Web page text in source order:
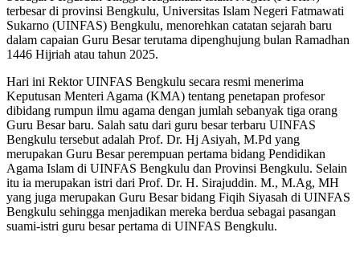
terbesar di provinsi Bengkulu, Universitas Islam Negeri Fatmawati
Sukarno (UINFAS) Bengkulu, menorehkan catatan sejarah baru
dalam capaian Guru Besar terutama dipenghujung bulan Ramadhan
1446 Hijriah atau tahun 2025.
Hari ini Rektor UINFAS Bengkulu secara resmi menerima
Keputusan Menteri Agama (KMA) tentang penetapan profesor
dibidang rumpun ilmu agama dengan jumlah sebanyak tiga orang
Guru Besar baru. Salah satu dari guru besar terbaru UINFAS
Bengkulu tersebut adalah Prof. Dr. Hj Asiyah, M.Pd yang
merupakan Guru Besar perempuan pertama bidang Pendidikan
Agama Islam di UINFAS Bengkulu dan Provinsi Bengkulu. Selain
itu ia merupakan istri dari Prof. Dr. H. Sirajuddin. M., M.Ag, MH
yang juga merupakan Guru Besar bidang Fiqih Siyasah di UINFAS
Bengkulu sehingga menjadikan mereka berdua sebagai pasangan
suami-istri guru besar pertama di UINFAS Bengkulu.